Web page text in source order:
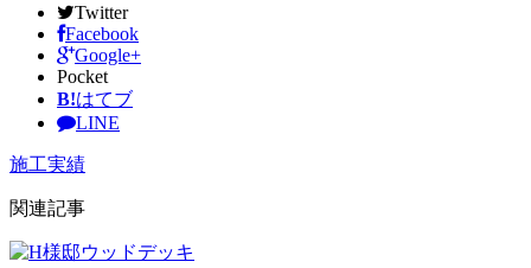
Twitter
Facebook
Google+
Pocket
B!はてブ
LINE
施工実績
関連記事